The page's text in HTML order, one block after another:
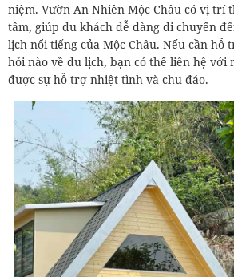
niệm. Vườn An Nhiên Mộc Châu có vị trí
tâm, giúp du khách dễ dàng di chuyển
lịch nổi tiếng của Mộc Châu. Nếu cần hỗ
hỏi nào về du lịch, bạn có thể liên hệ với
được sự hỗ trợ nhiệt tình và chu đáo.